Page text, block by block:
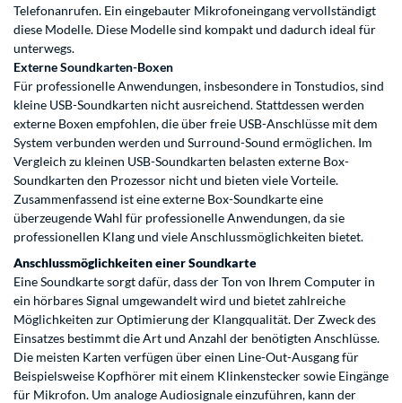
Telefonanrufen. Ein eingebauter Mikrofoneingang vervollständigt
diese Modelle. Diese Modelle sind kompakt und dadurch ideal für
unterwegs.
Externe Soundkarten-Boxen
Für professionelle Anwendungen, insbesondere in Tonstudios, sind
kleine USB-Soundkarten nicht ausreichend. Stattdessen werden
externe Boxen empfohlen, die über freie USB-Anschlüsse mit dem
System verbunden werden und Surround-Sound ermöglichen. Im
Vergleich zu kleinen USB-Soundkarten belasten externe Box-
Soundkarten den Prozessor nicht und bieten viele Vorteile.
Zusammenfassend ist eine externe Box-Soundkarte eine
überzeugende Wahl für professionelle Anwendungen, da sie
professionellen Klang und viele Anschlussmöglichkeiten bietet.
Anschlussmöglichkeiten einer Soundkarte
Eine Soundkarte sorgt dafür, dass der Ton von Ihrem Computer in
ein hörbares Signal umgewandelt wird und bietet zahlreiche
Möglichkeiten zur Optimierung der Klangqualität. Der Zweck des
Einsatzes bestimmt die Art und Anzahl der benötigten Anschlüsse.
Die meisten Karten verfügen über einen Line-Out-Ausgang für
Beispielsweise Kopfhörer mit einem Klinkenstecker sowie Eingänge
für Mikrofon. Um analoge Audiosignale einzuführen, kann der